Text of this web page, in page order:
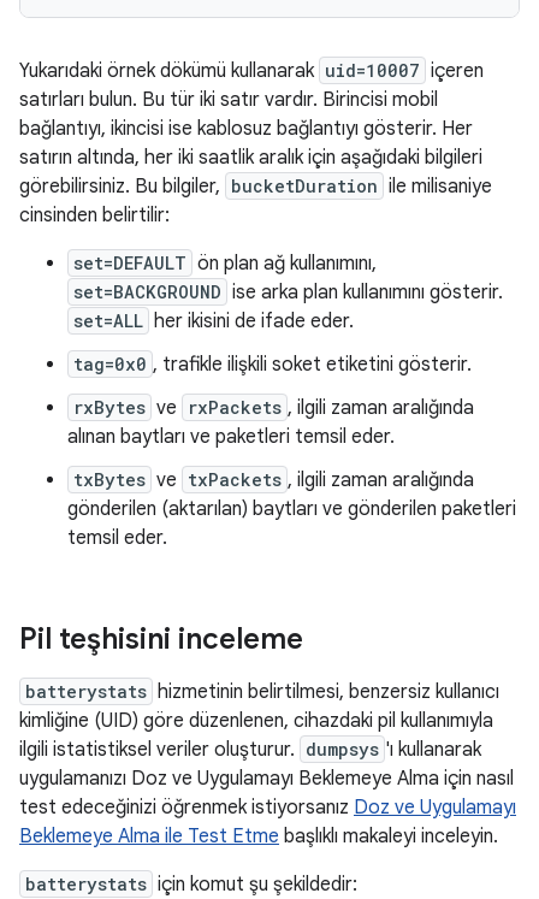
Yukarıdaki örnek dökümü kullanarak uid=10007 içeren
satırları bulun. Bu tür iki satır vardır. Birincisi mobil
bağlantıyı, ikincisi ise kablosuz bağlantıyı gösterir. Her
satırın altında, her iki saatlik aralık için aşağıdaki bilgileri
görebilirsiniz. Bu bilgiler, bucketDuration ile milisaniye
cinsinden belirtilir:
set=DEFAULT ön plan ağ kullanımını,
set=BACKGROUND ise arka plan kullanımını gösterir.
set=ALL her ikisini de ifade eder.
tag=0x0 , trafikle ilişkili soket etiketini gösterir.
rxBytes ve rxPackets , ilgili zaman aralığında
alınan baytları ve paketleri temsil eder.
txBytes ve txPackets , ilgili zaman aralığında
gönderilen (aktarılan) baytları ve gönderilen paketleri
temsil eder.
Pil teşhisini inceleme
batterystats hizmetinin belirtilmesi, benzersiz kullanıcı
kimliğine (UID) göre düzenlenen, cihazdaki pil kullanımıyla
ilgili istatistiksel veriler oluşturur. dumpsys 'ı kullanarak
uygulamanızı Doz ve Uygulamayı Beklemeye Alma için nasıl
test edeceğinizi öğrenmek istiyorsanız Doz ve Uygulamayı
Beklemeye Alma ile Test Etme başlıklı makaleyi inceleyin.
batterystats için komut şu şekildedir: